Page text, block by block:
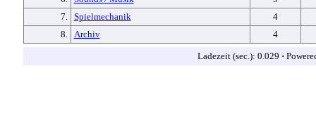
7.
Spielmechanik
4
8.
Archiv 4
Ladezeit (sec.): 0.029 ·